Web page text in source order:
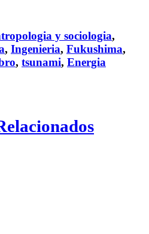
y sociologia,
, Ingenieria, Fukushima,
, tsunami, Energia